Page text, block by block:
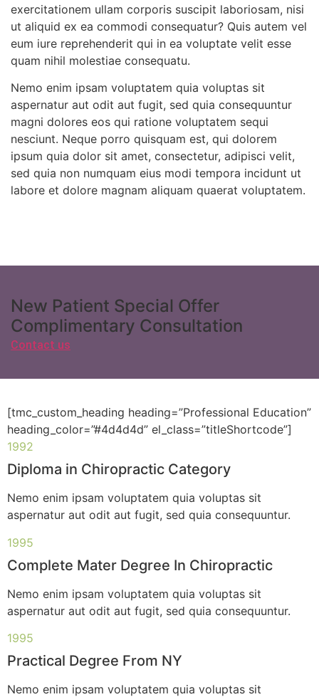
exercitationem ullam corporis suscipit laboriosam, nisi
ut aliquid ex ea commodi consequatur? Quis autem vel
eum iure reprehenderit qui in ea voluptate velit esse
quam nihil molestiae consequatu.
Nemo enim ipsam voluptatem quia voluptas sit
aspernatur aut odit aut fugit, sed quia consequuntur
magni dolores eos qui ratione voluptatem sequi
nesciunt. Neque porro quisquam est, qui dolorem
ipsum quia dolor sit amet, consectetur, adipisci velit,
sed quia non numquam eius modi tempora incidunt ut
labore et dolore magnam aliquam quaerat voluptatem.
New Patient Special Offer
Complimentary Consultation
Contact us
[tmc_custom_heading heading=”Professional Education”
heading_color=”#4d4d4d” el_class=”titleShortcode”]
1992
Diploma in Chiropractic Category
Nemo enim ipsam voluptatem quia voluptas sit
aspernatur aut odit aut fugit, sed quia consequuntur.
1995
Complete Mater Degree In Chiropractic
Nemo enim ipsam voluptatem quia voluptas sit
aspernatur aut odit aut fugit, sed quia consequuntur.
1995
Practical Degree From NY
Nemo enim ipsam voluptatem quia voluptas sit